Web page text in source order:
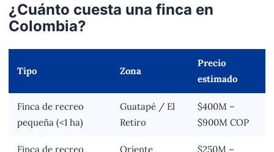
¿Cuánto cuesta una finca en
Colombia?
Tipo Zona
Precio
estimado
Finca de recreo
pequeña (<1 ha)
Guatapé / El
Retiro
$400M –
$900M COP
Finca de recreo Oriente $250M –